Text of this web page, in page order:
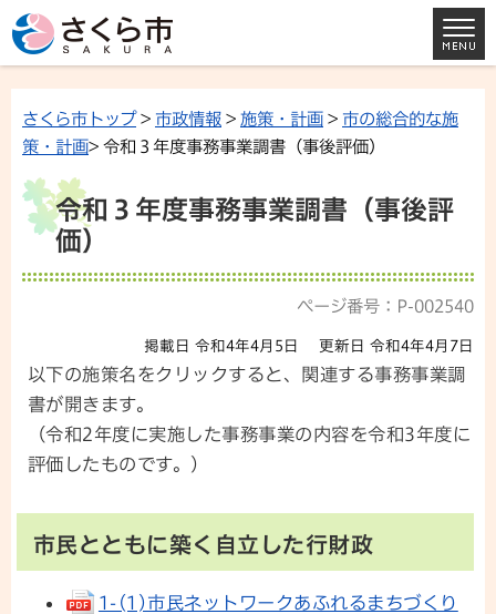
さくら市トップ> 市政情報 > 施策・計画 > 市の総合的な施
策・計画> 令和３年度事務事業調書（事後評価）
令和３年度事務事業調書（事後評
価）
ページ番号：P-002540
掲載日 令和4年4月5日 更新日 令和4年4月7日
以下の施策名をクリックすると、関連する事務事業調
書が開きます。
（令和2年度に実施した事務事業の内容を令和3年度に
評価したものです。）
市民とともに築く自立した行財政
1-(1)市民ネットワークあふれるまちづくり